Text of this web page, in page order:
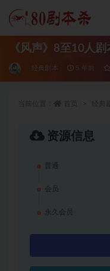
《风声》8至10人
经典剧本 5 年前
资源信息
普通
会员
永久会员